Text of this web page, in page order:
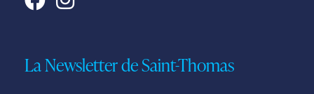
La Newsletter de Saint-Thomas